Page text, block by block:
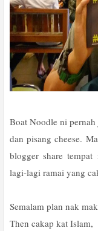
Boat Noodle ni
dan pisang cheese.
blogger share
lagi-lagi ramai yang
Semalam plan nak
Then cakap kat Islam,